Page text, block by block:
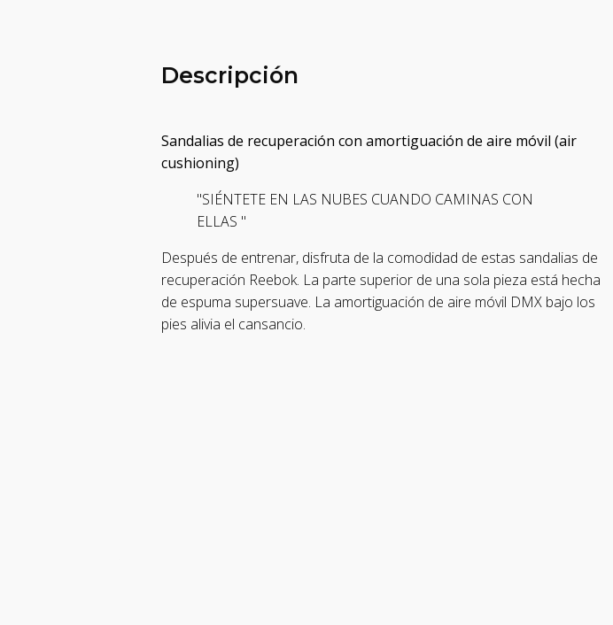
Descripción
Sandalias de recuperación con amortiguación de aire móvil (air
cushioning)
"SIÉNTETE EN LAS NUBES CUANDO CAMINAS CON
ELLAS "
Después de entrenar, disfruta de la comodidad de estas sandalias de
recuperación Reebok. La parte superior de una sola pieza está hecha
de espuma supersuave. La amortiguación de aire móvil DMX bajo los
pies alivia el cansancio.